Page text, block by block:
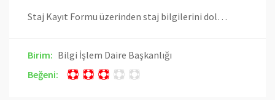
Staj Kayıt Formu üzerinden staj bilgilerini doldurarak başvurular taslak haline getirilerek kaydedilebilir veya doğrudan fakülte onayına gönderilebilir. Ancak staj; fakülte onayına gönderildikten sonra staj bilgileri üzerinde, öğrenci tarafından herhangi bir değişiklik yapılamaz. Fakülte onayına gönderilen stajlarda değişiklik yapabilmek için fakülte staj sorumluları ile iletişime geçilmesi gerekmektedir.
Birim: Bilgi İşlem Daire Başkanlığı
Beğeni: